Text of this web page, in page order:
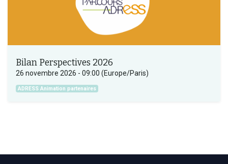
Bilan Perspectives 2026
26 novembre 2026 - 09:00 (Europe/Paris)
ADRESS Animation partenaires